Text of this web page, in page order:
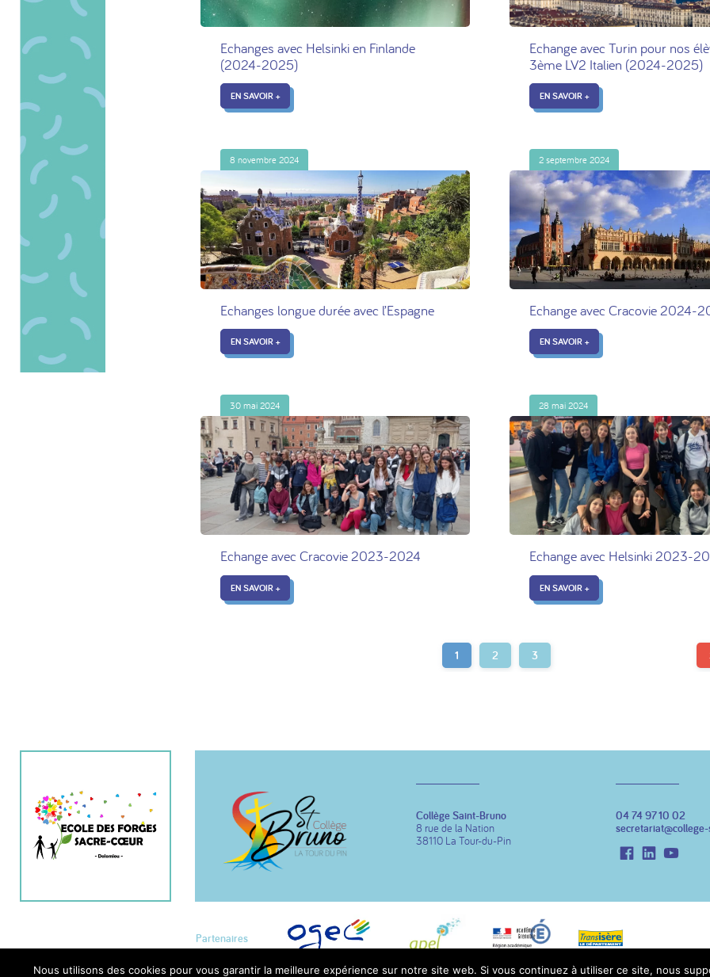
Echanges avec Helsinki en Finlande
(2024-2025)
EN SAVOIR +
Echange avec Turin pour nos
3ème LV2 Italien (2024-2025)
EN SAVOIR +
8 novembre 2024
Echanges longue durée avec l’Espagne
EN SAVOIR +
2 septembre 2024
Echange avec Cracovie 2024-
EN SAVOIR +
30 mai 2024
Echange avec Cracovie 2023-2024
EN SAVOIR +
28 mai 2024
Echange avec Helsinki 2023-
EN SAVOIR +
1 2 3
Collège Saint-Bruno
8 rue de la Nation
38110 La Tour-du-Pin
04 74 97 10 02
FacebookLinkedIn
Partenaires
Nous utilisons des cookies pour vous garantir la meilleure expérience sur notre site web. Si vous continuez à utiliser ce site, nous